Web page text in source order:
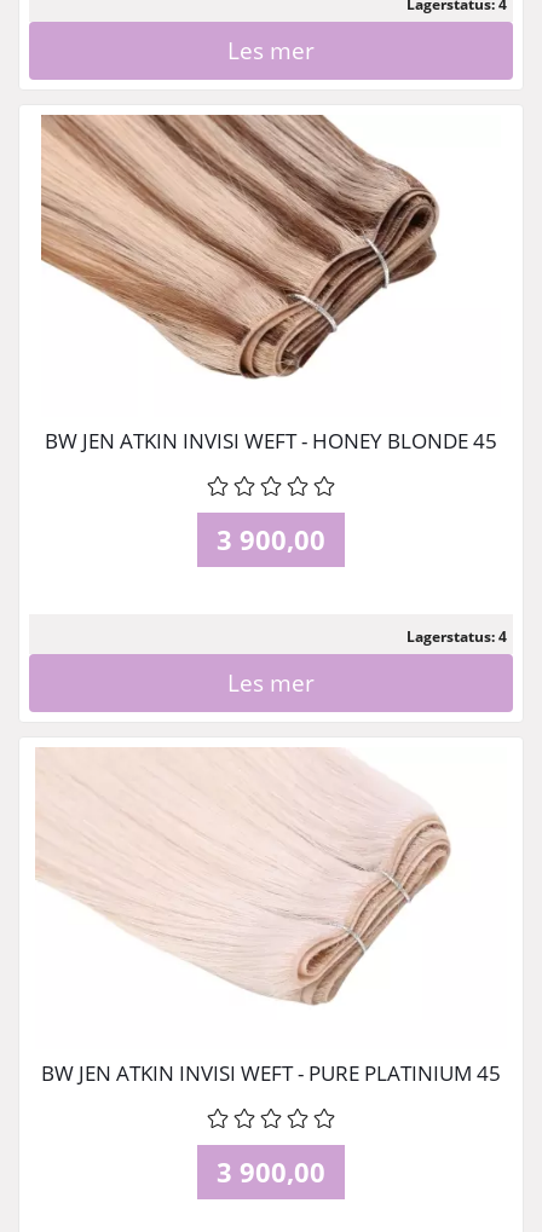
Lagerstatus: 4
Les mer
BW JEN ATKIN INVISI WEFT - HONEY BLONDE 45
3 900,00
Lagerstatus: 4
Les mer
BW JEN ATKIN INVISI WEFT - PURE PLATINIUM 45
3 900,00